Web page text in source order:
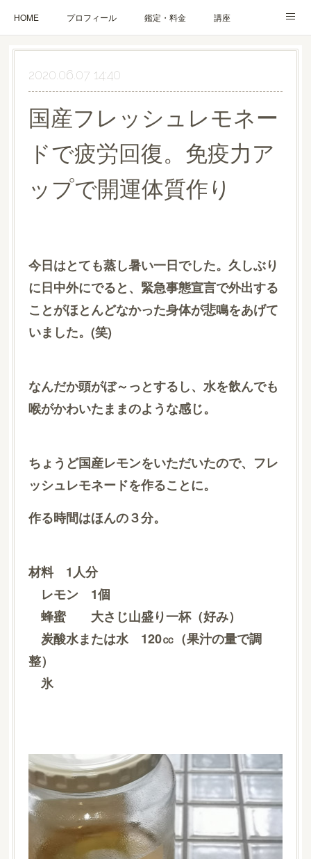
HOME プロフィール 鑑定・料金 講座
ブログ お問合せ・お申込み
2020.06.07 14:40
国産フレッシュレモネー
ドで疲労回復。免疫力ア
ップで開運体質作り
今日はとても蒸し暑い一日でした。久しぶり
に日中外にでると、緊急事態宣言で外出する
ことがほとんどなかった身体が悲鳴をあげて
いました。(笑)
なんだか頭がぼ～っとするし、水を飲んでも
喉がかわいたままのような感じ。
ちょうど国産レモンをいただいたので、フレ
ッシュレモネードを作ることに。
作る時間はほんの３分。
材料 1人分
レモン 1個
蜂蜜 大さじ山盛り一杯（好み）
炭酸水または水 120㏄（果汁の量で調
整）
氷